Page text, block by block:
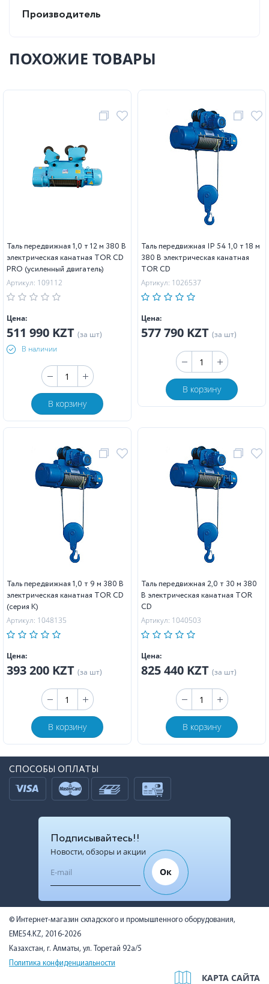
Производитель
ПОХОЖИЕ ТОВАРЫ
Таль передвижная 1,0 т 12 м 380 В
электрическая канатная TOR CD
PRO (усиленный двигатель)
Артикул: 109112
Цена:
511 990 KZT (за шт)
В наличии
В корзину
Таль передвижная IP 54 1,0 т 18 м
380 В электрическая канатная
TOR CD
Артикул: 1026537
Цена:
577 790 KZT (за шт)
В корзину
Таль передвижная 1,0 т 9 м 380 В
электрическая канатная TOR CD
(серия K)
Артикул: 1048135
Цена:
393 200 KZT (за шт)
В корзину
Таль передвижная 2,0 т 30 м 380
В электрическая канатная TOR
CD
Артикул: 1040503
Цена:
825 440 KZT (за шт)
В корзину
СПОСОБЫ ОПЛАТЫ
Подписывайтесь!!
Новости, обзоры и акции
Ок
© Интернет-магазин складского и промышленного оборудования,
EME54.KZ, 2016-2026
Казахстан, г. Алматы, ул. Торетай 92а/5
Политика конфиденциальности
КАРТА САЙТА